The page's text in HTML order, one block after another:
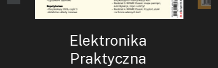
Elektronika
Praktyczna